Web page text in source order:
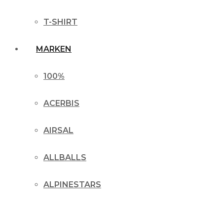
T-SHIRT
MARKEN
100%
ACERBIS
AIRSAL
ALLBALLS
ALPINESTARS